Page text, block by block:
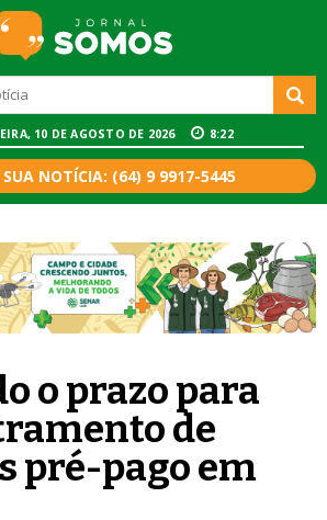
10 DE AGOSTO DE 2026 8:22
SUA NOTÍCIA: (64) 9 9917-5445
o prazo para
de
pré-pago em